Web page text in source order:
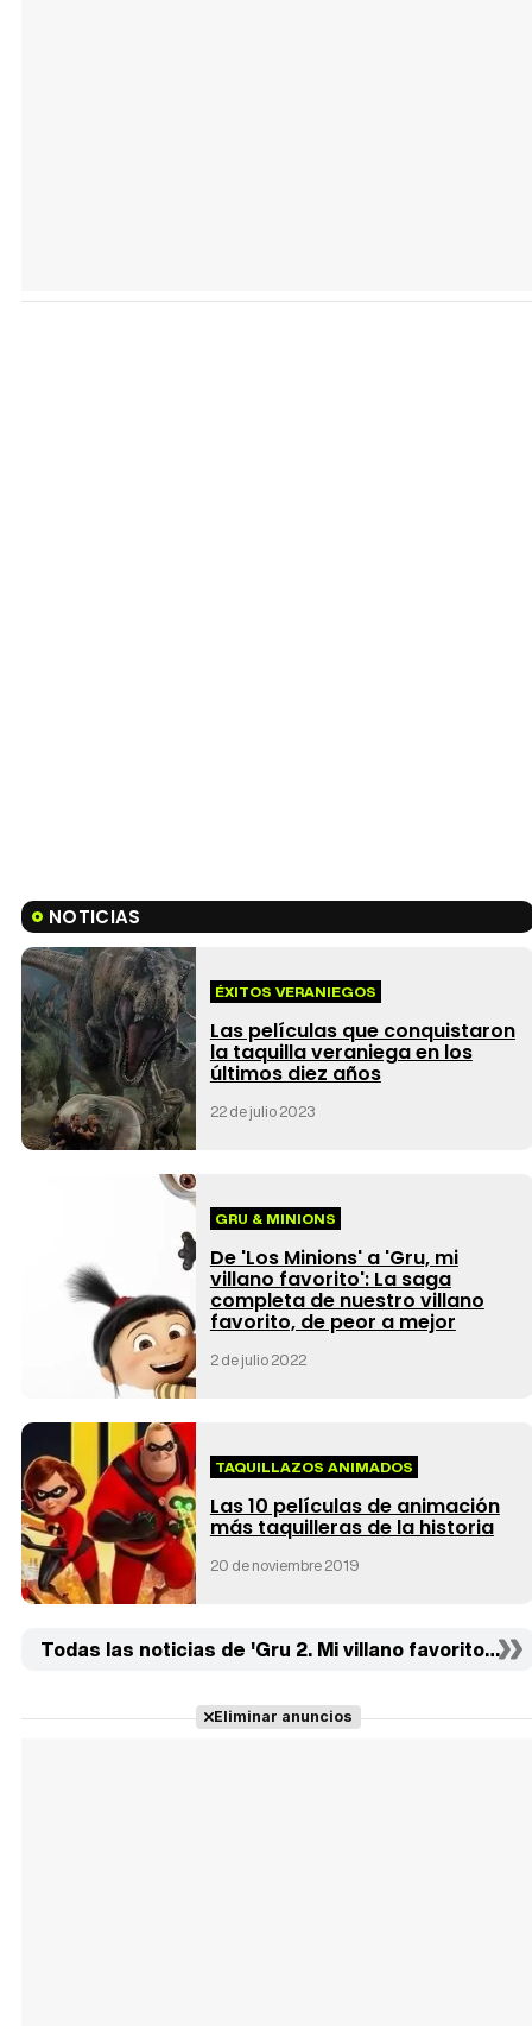
NOTICIAS
ÉXITOS VERANIEGOS
Las películas que conquistaron
la taquilla veraniega en los
últimos diez años
22 de julio 2023
GRU & MINIONS
De 'Los Minions' a 'Gru, mi
villano favorito': La saga
completa de nuestro villano
favorito, de peor a mejor
2 de julio 2022
TAQUILLAZOS ANIMADOS
Las 10 películas de animación
más taquilleras de la historia
20 de noviembre 2019
Todas las noticias de 'Gru 2. Mi villano favorito' (47)
Eliminar anuncios